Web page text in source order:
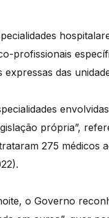
profissionais
das
própria”,
275 médicos
o Governo